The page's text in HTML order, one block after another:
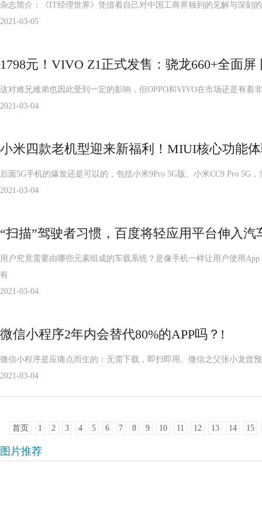
杂志简介：《IT经理世界》凭借着自己对中国工商界独到的见解与深刻
2021-03-05
1798元！VIVO Z1正式发售：骁龙660+全面
这对难兄难弟也因此受到一定的影响，但OPPO和VIVO在市场还是有着
2021-03-04
小米四款老机型迎来新福利！MIUI核心功能
后面5G手机的爆发还是可以的，包括小米9Pro 5G版、小米CC9 Pro 5G
2021-03-04
“扫描”驾驶者习惯，百度将轻应用平台伸入汽
用户究竟需要由哪些元素组成的车载系统？是像手机一样让用户使用
有
2021-03-04
微信小程序2年内会替代80%的APP吗？!
微信小程序是应痛点而生的：无需下载，即扫即用。微信之父张小龙曾
2021-03-04
首页 1 2 3 4 5 6 7 8 9 10 11 12 13 14 15
图片推荐